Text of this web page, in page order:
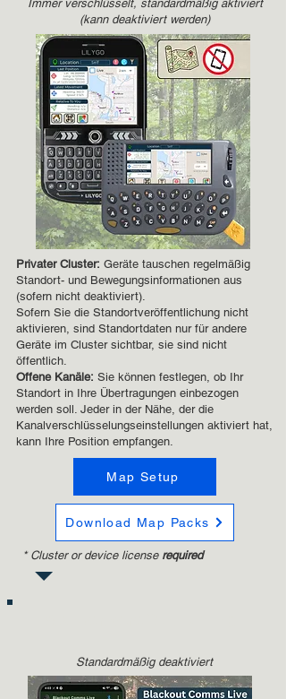
Immer verschlüsselt, standardmäßig aktiviert
(kann deaktiviert werden)
Privater Cluster: Geräte tauschen regelmäßig
Standort- und Bewegungsinformationen aus
(sofern nicht deaktiviert).
Sofern Sie die Standortveröffentlichung nicht
aktivieren, sind Standortdaten nur für andere
Geräte im Cluster sichtbar, sie sind nicht
öffentlich.
Offene Kanäle: Sie können festlegen, ob Ihr
Standort in Ihre Übertragungen einbezogen
werden soll. Jeder in der Nähe, der die
Kanalverschlüsselungseinstellungen aktiviert hat,
kann Ihre Position empfangen.
Map Setup
Download Map Packs
* Cluster or device licenserequired
Standardmäßig deaktiviert